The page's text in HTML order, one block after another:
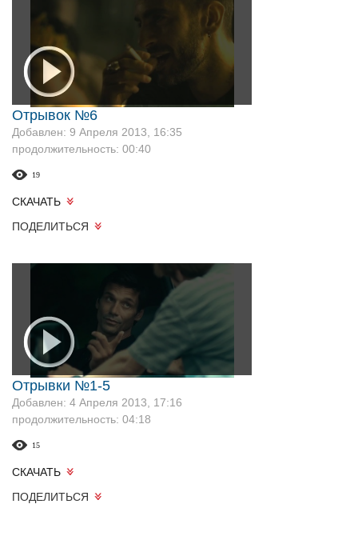
Отрывок №6
Добавлен: 9 Апреля 2013, 16:35
продолжительность: 00:40
19
СКАЧАТЬ
ПОДЕЛИТЬСЯ
Отрывки №1-5
Добавлен: 4 Апреля 2013, 17:16
продолжительность: 04:18
15
СКАЧАТЬ
ПОДЕЛИТЬСЯ